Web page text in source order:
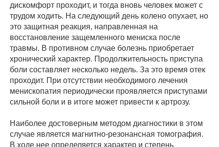
дискомфорт проходит, и тогда вновь человек может с
трудом ходить. На следующий день колено опухает, но
это защитная реакция, направленная на
восстановление защемленного мениска после
травмы. В противном случае болезнь приобретает
хронический характер. Продолжительность приступа
боли составляет несколько недель. За это время отек
проходит. При отсутствии необходимого лечения
менископатия периодически проявляется приступами
сильной боли и в итоге может привести к артрозу.
Наиболее достоверным методом диагностики в этом
случае является магнитно-резонансная томография.
В ходе нее определяется характер и степень